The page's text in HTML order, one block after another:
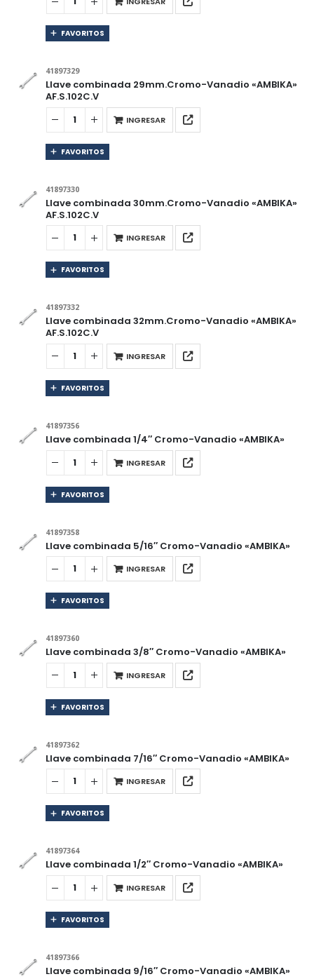
FAVORITOS
41897329
Llave combinada 29mm.Cromo-Vanadio «AMBIKA»
AF.S.102C.V
INGRESAR
FAVORITOS
41897330
Llave combinada 30mm.Cromo-Vanadio «AMBIKA»
AF.S.102C.V
INGRESAR
FAVORITOS
41897332
Llave combinada 32mm.Cromo-Vanadio «AMBIKA»
AF.S.102C.V
INGRESAR
FAVORITOS
41897356
Llave combinada 1/4″ Cromo-Vanadio «AMBIKA»
INGRESAR
FAVORITOS
41897358
Llave combinada 5/16″ Cromo-Vanadio «AMBIKA»
INGRESAR
FAVORITOS
41897360
Llave combinada 3/8″ Cromo-Vanadio «AMBIKA»
INGRESAR
FAVORITOS
41897362
Llave combinada 7/16″ Cromo-Vanadio «AMBIKA»
INGRESAR
FAVORITOS
41897364
Llave combinada 1/2″ Cromo-Vanadio «AMBIKA»
INGRESAR
FAVORITOS
41897366
Llave combinada 9/16″ Cromo-Vanadio «AMBIKA»